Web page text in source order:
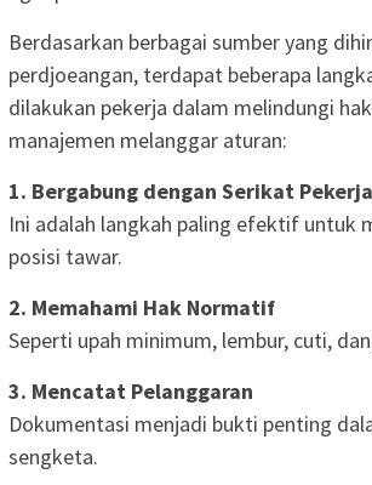
Berdasarkan berbagai sumber yang
perdjoeangan, terdapat beberapa
dilakukan pekerja dalam melindungi
manajemen melanggar aturan:
1. Bergabung dengan Serikat Pekerja
Ini adalah langkah paling efektif untuk
posisi tawar.
2. Memahami Hak Normatif
Seperti upah minimum, lembur, cuti,
3. Mencatat Pelanggaran
Dokumentasi menjadi bukti penting
sengketa.